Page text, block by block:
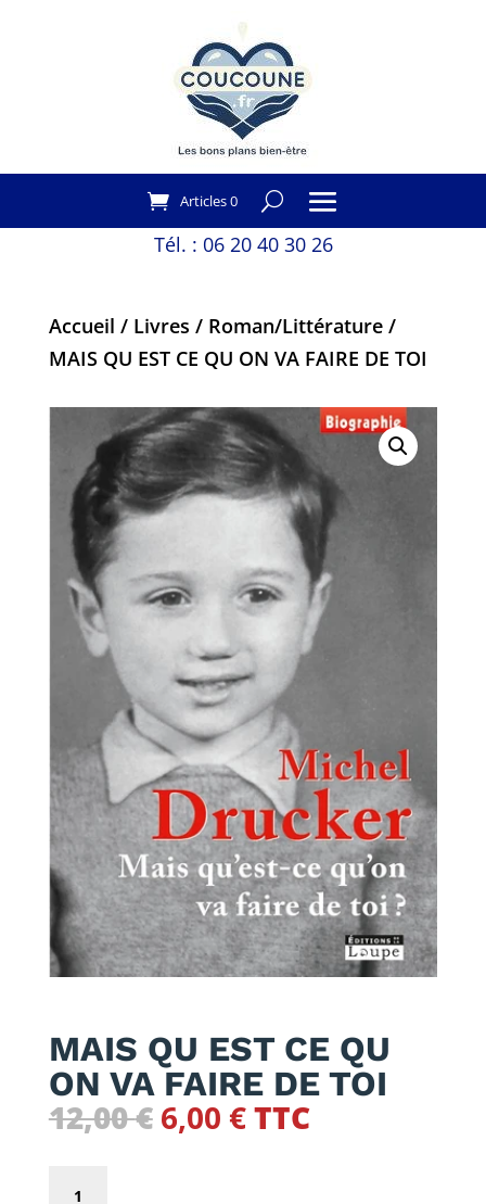
Articles 0
Tél. : 06 20 40 30 26
Accueil / Livres / Roman/Littérature/
MAIS QU EST CE QU ON VA FAIRE DE TOI
MAIS QU EST CE QU
ON VA FAIRE DE TOI
12,00€ Le
6,00 €Le
TTC